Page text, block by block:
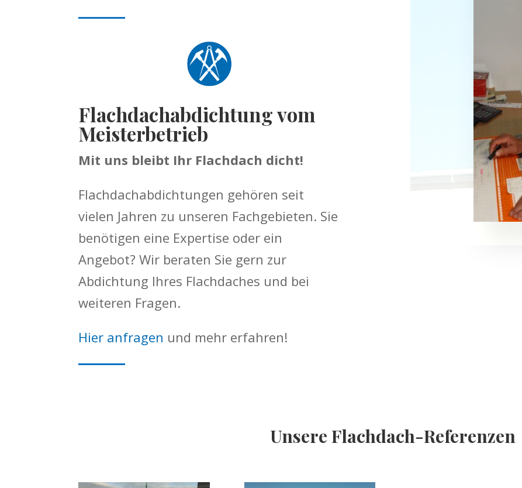
Flachdachabdichtung vom
Meisterbetrieb
Mit uns bleibt Ihr Flachdach dicht!
Flachdachabdichtungen gehören seit
vielen Jahren zu unseren Fachgebieten. Sie
benötigen eine Expertise oder ein
Angebot? Wir beraten Sie gern zur
Abdichtung Ihres Flachdaches und bei
weiteren Fragen.
Hier anfragen und mehr erfahren!
Unsere Flachdach-Referenzen